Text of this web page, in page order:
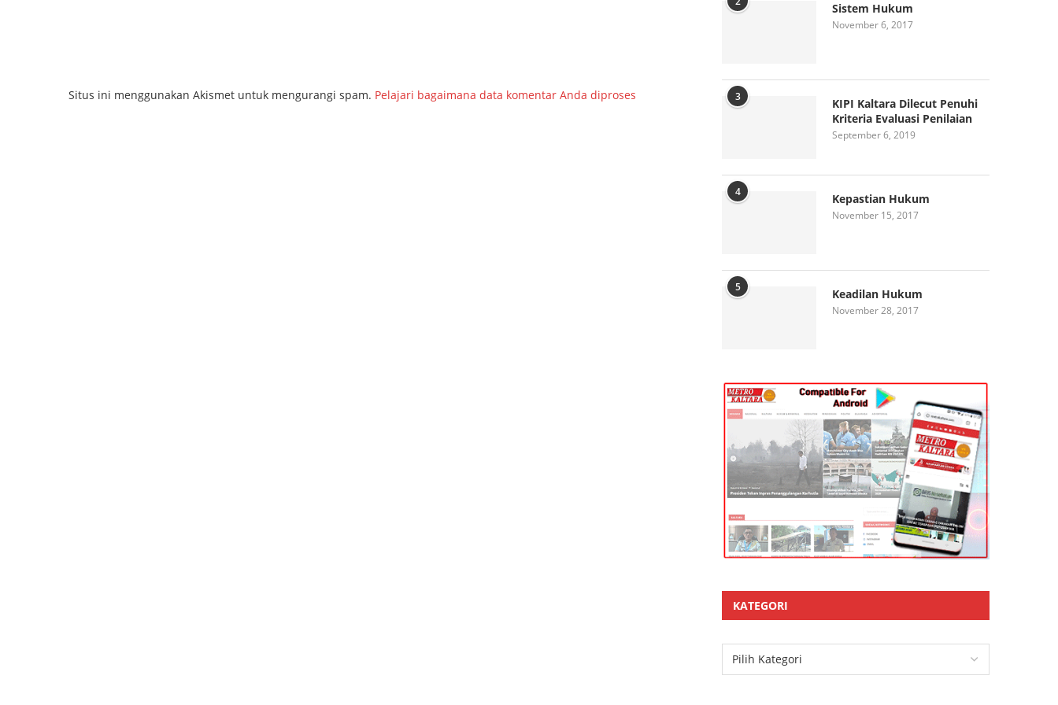
Situs ini menggunakan Akismet untuk mengurangi spam. Pelajari bagaimana data komentar Anda diproses
Sistem Hukum
November 6, 2017
3
KIPI Kaltara Dilecut Penuhi
Kriteria Evaluasi Penilaian
September 6, 2019
4 Kepastian Hukum
November 15, 2017
5 Keadilan Hukum
November 28, 2017
KATEGORI